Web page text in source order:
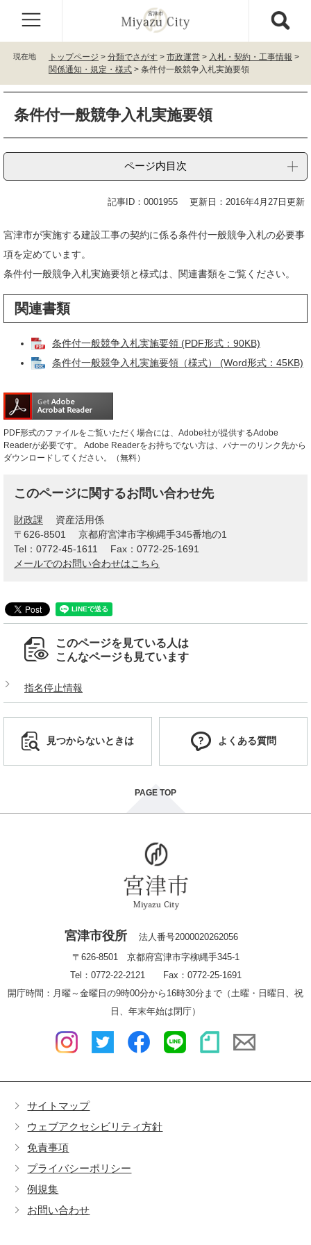
で
ば
本
文
現在地 トップページ > 分類でさがす > 市政運営 > 入札・契約・工事情報 >
関係通知・規定・様式 > 条件付一般競争入札実施要領
条件付一般競争入札実施要領
ページ内目次
記事ID：0001955 更新日：2016年4月27日更新
宮津市が実施する建設工事の契約に係る条件付一般競争入札の必要事
項を定めています。
条件付一般競争入札実施要領と様式は、関連書類をご覧ください。
関連書類
条件付一般競争入札実施要領 (PDF形式：90KB)
条件付一般競争入札実施要領（様式） (Word形式：45KB)
PDF形式のファイルをご覧いただく場合には、Adobe社が提供するAdobe
Readerが必要です。
Adobe Readerをお持ちでない方は、バナーのリンク先から
ダウンロードしてください。（無料）
このページに関するお問い合わせ先
財政課
資産活用係
〒626-8501
京都府宮津市字柳縄手345番地の1
Tel：0772-45-1611
Fax：0772-25-1691
メールでのお問い合わせはこちら
このページを見ている人は
こんなページも見ています
指名停止情報
見つからないときは よくある質問
PAGE TOP
サイトマップ
ウェブアクセシビリティ方針
免責事項
プライバシーポリシー
例規集
お問い合わせ
宮津市役所
法人番号2000020262056
〒626-8501 京都府宮津市字柳縄手345-1
Tel：0772-22-2121 Fax：0772-25-1691
開庁時間：月曜～金曜日の9時00分から16時30分まで（土曜・日曜日、祝
日、年末年始は閉庁）